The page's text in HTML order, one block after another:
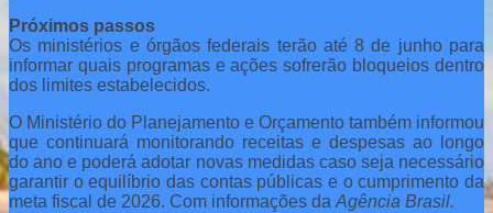
Próximos passos
Os ministérios e órgãos federais terão até 8 de junho para
informar quais programas e ações sofrerão bloqueios dentro
dos limites estabelecidos.
O Ministério do Planejamento e Orçamento também informou
que continuará monitorando receitas e despesas ao longo
do ano e poderá adotar novas medidas caso seja necessário
garantir o equilíbrio das contas públicas e o cumprimento da
meta fiscal de 2026. Com informações da Agência Brasil.